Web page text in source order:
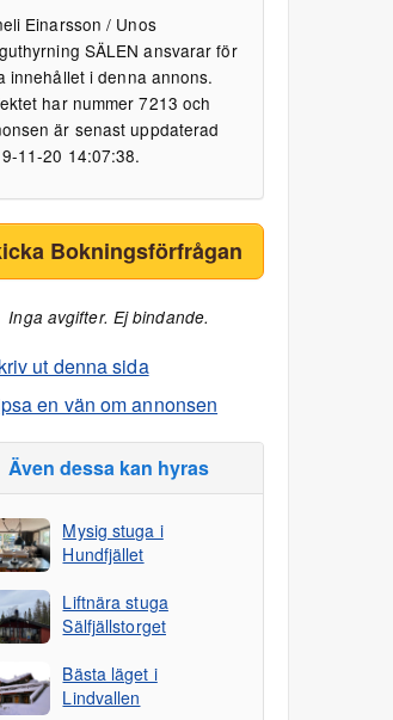
Einarsson / Unos
SÄLEN ansvarar för
innehållet i denna annons.
har nummer 7213 och
är senast uppdaterad
11-20 14:07:38.
Bokningsförfrågan
Inga avgifter. Ej bindande.
ut denna sida
en vän om annonsen
Även dessa kan hyras
Mysig stuga i
Hundfjället
Liftnära stuga
Sälfjällstorget
Bästa läget i
Lindvallen